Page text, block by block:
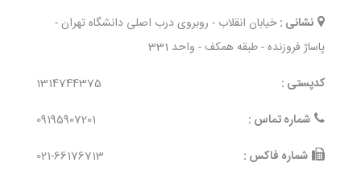
نشانی : خیابان انقلاب - روبروی درب اصلی دانشگاه تهران -
پاساژ فروزنده - طبقه همکف - واحد 331
کدپستی :
1314744375
شماره تماس :
09195907201
شماره فاکس :
021-66176713